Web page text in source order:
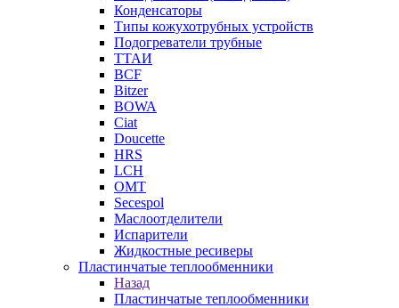
Конденсаторы
Типы кожухотрубных устройств
Подогреватели трубные
ТТАИ
BCF
Bitzer
BOWA
Ciat
Doucette
HRS
LCH
OMT
Secespol
Маслоотделители
Испарители
Жидкостные ресиверы
Пластинчатые теплообменники
Назад
Пластинчатые теплообменники